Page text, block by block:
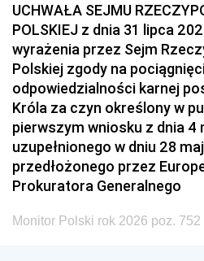
UCHWAŁA SEJMU
POLSKIEJ z dnia 31 lipca
wyrażenia przez Sejm
Polskiej zgody na
odpowiedzialności karnej
Króla za czyn określony w
pierwszym wniosku z dnia 4
uzupełnionego w dniu 28
przedłożonego przez
Prokuratora Generalnego
Monitor Polski rok 2026 poz. 752